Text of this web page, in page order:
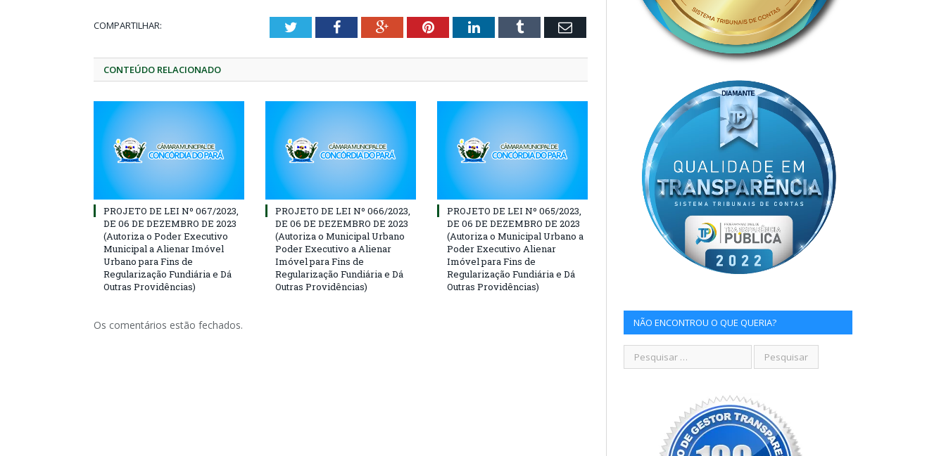
COMPARTILHAR: TwitterFacebookGoogle+PinterestLinkedInTumblr Email
CONTEÚDO RELACIONADO
PROJETO DE LEI Nº 067/2023,
DE 06 DE DEZEMBRO DE 2023
(Autoriza o Poder Executivo
Municipal a Alienar Imóvel
Urbano para Fins de
Regularização Fundiária e Dá
Outras Providências)
PROJETO DE LEI Nº 066/2023,
DE 06 DE DEZEMBRO DE 2023
(Autoriza o Municipal Urbano
Poder Executivo a Alienar
Imóvel para Fins de
Regularização Fundiária e Dá
Outras Providências)
PROJETO DE LEI Nº 065/2023,
DE 06 DE DEZEMBRO DE 2023
(Autoriza ο Municipal Urbano a
Poder Executivo Alienar
Imóvel para Fins de
Regularização Fundiária e Dá
Outras Providências)
Os comentários estão fechados. NÃO ENCONTROU O QUE QUERIA?